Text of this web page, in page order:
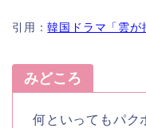
引用：韓国ドラマ「雲が
みどころ
何といってもパク